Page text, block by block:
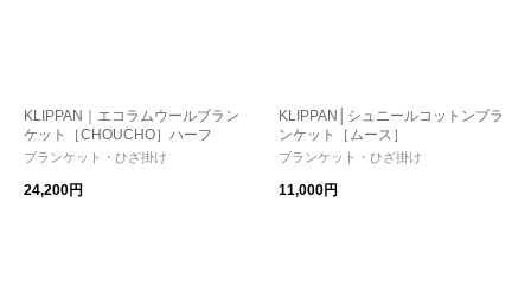
KLIPPAN｜エコラムウールブラン
ケット［CHOUCHO］ハーフ
ブランケット・ひざ掛け
24,200円
KLIPPAN│シュニールコットンブラ
ンケット［ムース］
ブランケット・ひざ掛け
11,000円